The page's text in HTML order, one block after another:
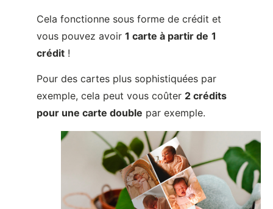
Cela fonctionne sous forme de crédit et
vous pouvez avoir 1 carte à partir de 1
crédit !
Pour des cartes plus sophistiquées par
exemple, cela peut vous coûter 2 crédits
pour une carte double par exemple.